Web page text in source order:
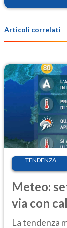
Articoli correlati
TENDENZA
Meteo:
via con
La tendenza